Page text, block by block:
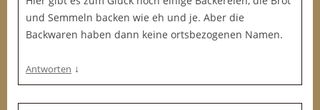
und Semmeln backen wie eh und je. Aber die
Backwaren haben dann keine ortsbezogenen Namen.
Antworten ↓